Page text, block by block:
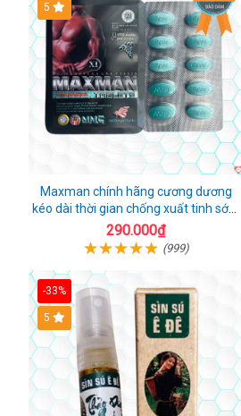
Hot
5
Maxman chính hãng cương dương
kéo dài thời gian chống xuất tinh sớm
hộp 10 viên
290.000₫
(999)
-33%
5